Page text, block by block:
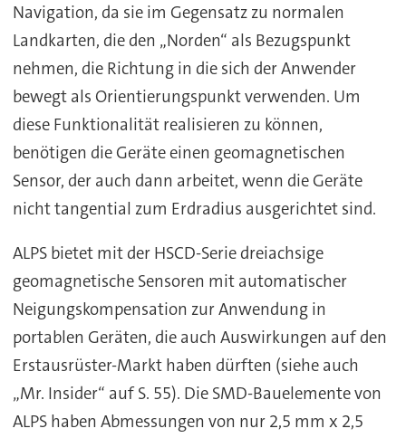
Navigation, da sie im Gegensatz zu normalen
Landkarten, die den „Norden“ als Bezugspunkt
nehmen, die Richtung in die sich der Anwender
bewegt als Orientierungspunkt verwenden. Um
diese Funktionalität realisieren zu können,
benötigen die Geräte einen geomagnetischen
Sensor, der auch dann arbeitet, wenn die Geräte
nicht tangential zum Erdradius ausgerichtet sind.
ALPS bietet mit der HSCD-Serie dreiachsige
geomagnetische Sensoren mit automatischer
Neigungskompensation zur Anwendung in
portablen Geräten, die auch Auswirkungen auf den
Erstausrüster-Markt haben dürften (siehe auch
„Mr. Insider“ auf S. 55). Die SMD-Bauelemente von
ALPS haben Abmessungen von nur 2,5 mm x 2,5